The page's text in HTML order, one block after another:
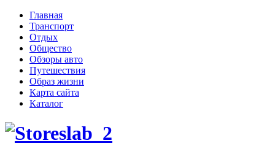
Главная
Транспорт
Отдых
Общество
Обзоры авто
Путешествия
Образ жизни
Карта сайта
Каталог